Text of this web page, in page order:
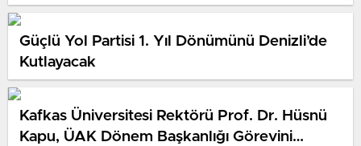
Güçlü Yol Partisi 1. Yıl Dönümünü Denizli’de
Kutlayacak
Kafkas Üniversitesi Rektörü Prof. Dr. Hüsnü
Kapu, ÜAK Dönem Başkanlığı Görevini